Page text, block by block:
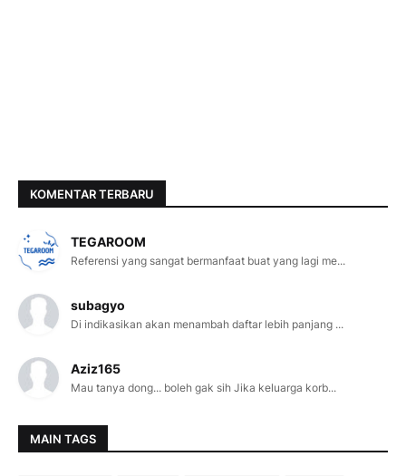
KOMENTAR TERBARU
TEGAROOM
Referensi yang sangat bermanfaat buat yang lagi me...
subagyo
Di indikasikan akan menambah daftar lebih panjang ...
Aziz165
Mau tanya dong... boleh gak sih Jika keluarga korb...
MAIN TAGS